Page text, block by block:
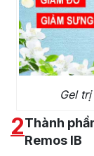
Gel
2Thành
Remos IB